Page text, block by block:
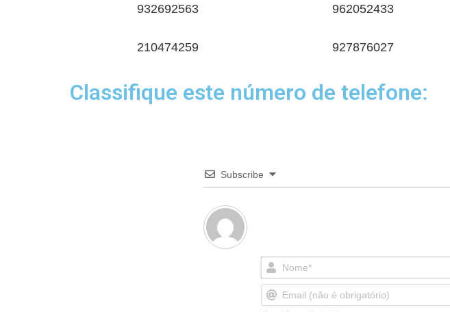
932692563 962052433
210474259 927876027
Classifique este número de telefone:
Subscribe